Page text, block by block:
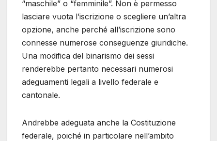
“maschile” o “femminile”. Non è permesso
lasciare vuota l’iscrizione o scegliere un’altra
opzione, anche perché all’iscrizione sono
connesse numerose conseguenze giuridiche.
Una modifica del binarismo dei sessi
renderebbe pertanto necessari numerosi
adeguamenti legali a livello federale e
cantonale.
Andrebbe adeguata anche la Costituzione
federale, poiché in particolare nell’ambito